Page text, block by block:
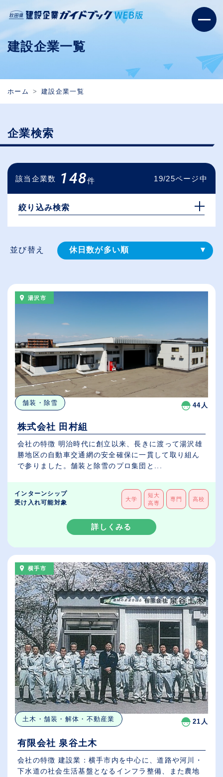
建設企業一覧
ホーム 建設企業一覧
企業検索
該当企業数 148件 19/25ページ中
絞り込み検索
並び替え 休日数が多い順
湯沢市
舗装・除雪 44人
株式会社 田村組
会社の特徴 明治時代に創立以来、長きに渡って湯沢雄
勝地区の自動車交通網の安全確保に一貫して取り組ん
で参りました。舗装と除雪のプロ集団と...
インターンシップ
受け入れ可能対象
大学
短大
高専
専門 高校
詳しくみる
横手市
土木・舗装・解体・不動産業 21人
有限会社 泉谷土木
会社の特徴 建設業：横手市内を中心に、道路や河川・
下水道の社会生活基盤となるインフラ整備、また農地